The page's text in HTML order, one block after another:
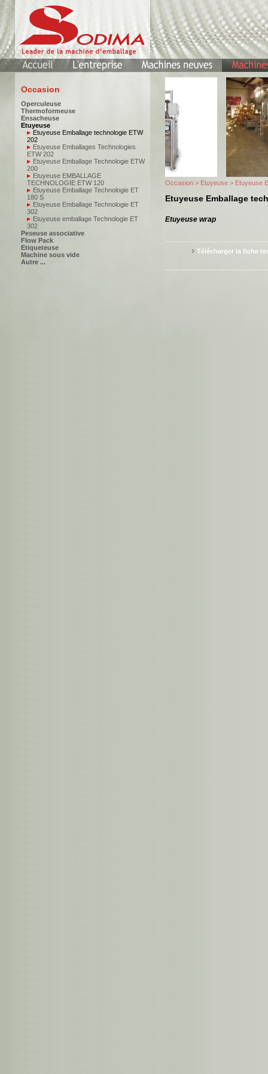
Occasion
Operculeuse
Thermoformeuse
Ensacheuse
Etuyeuse
Etuyeuse Emballage technologie ETW
202
Etuyeuse Emballages Technologies
ETW 202
Etuyeuse Emballage Technologie ETW
200
Etuyeuse EMBALLAGE
TECHNOLOGIE ETW 120
Etuyeuse Emballage Technologie ET
180 S
Etuyeuse Emballage Technologie ET
302
Etuyeuse emballage Technologie ET
302
Peseuse associative
Flow Pack
Etiqueteuse
Machine sous vide
Autre ...
Occasion > Etuyeuse > Etuyeuse
Etuyeuse Emballage
Etuyeuse wrap
Télécharger la fiche